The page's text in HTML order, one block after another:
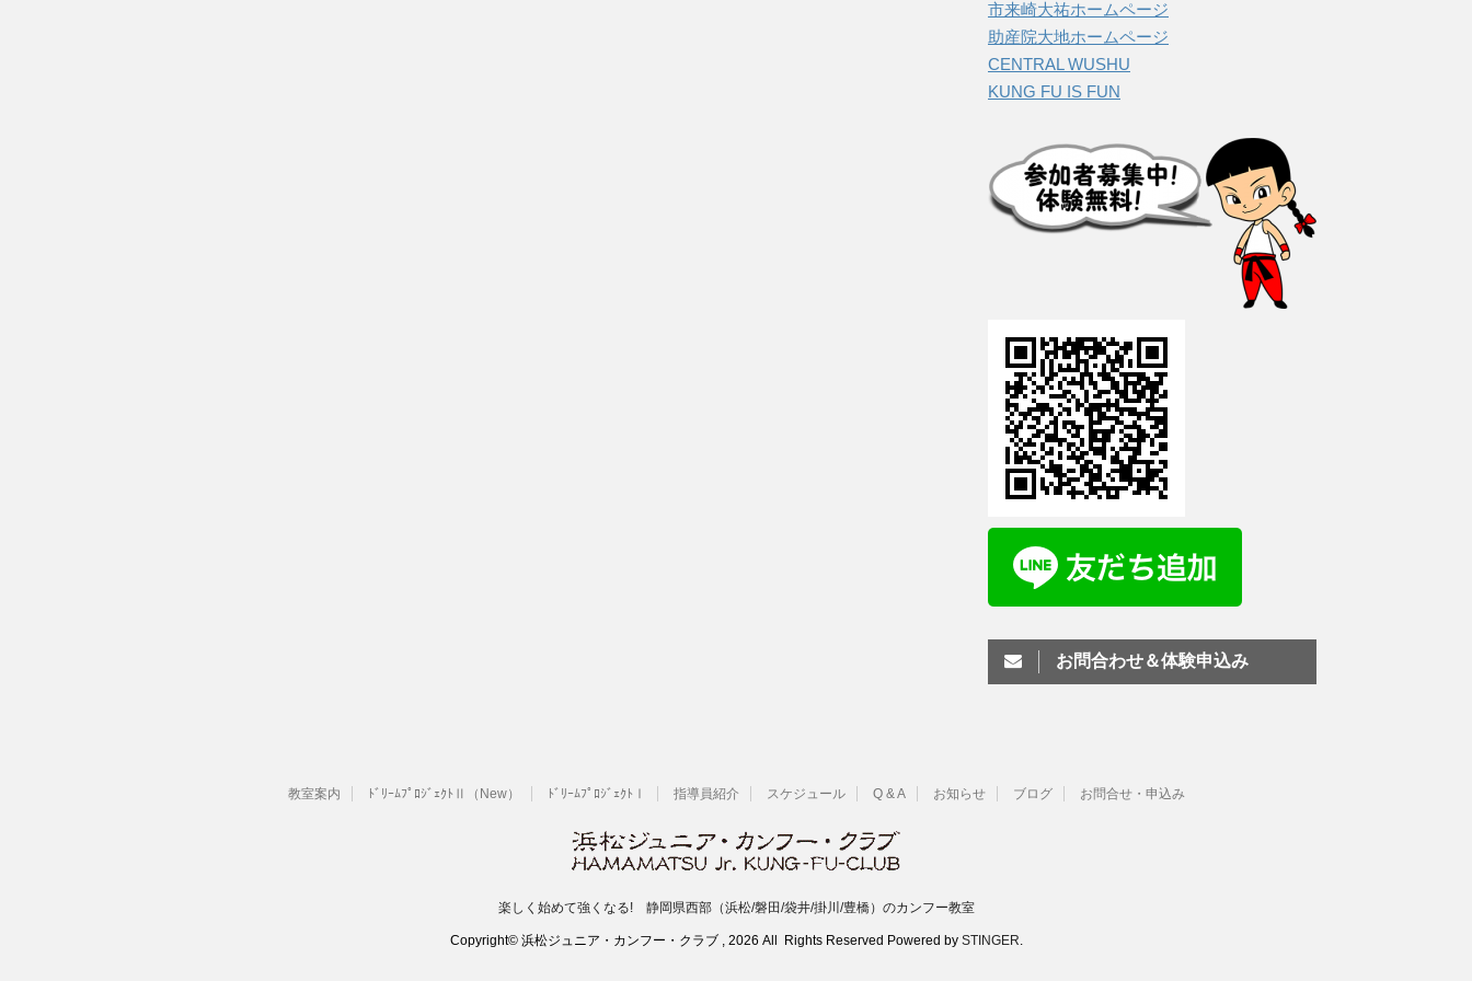
市来崎大祐ホームページ
助産院大地ホームページ
CENTRAL WUSHU
KUNG FU IS FUN
お問合わせ＆体験申込み
教室案内 ﾄﾞﾘｰﾑﾌﾟﾛｼﾞｪｸﾄⅡ（New） ﾄﾞﾘｰﾑﾌﾟﾛｼﾞｪｸﾄⅠ 指導員紹介 スケジュール Q & A お知らせ ブログ お問合せ・申込み
楽しく始めて強くなる! 静岡県西部（浜松/磐田/袋井/掛川/豊橋）のカンフー教室
Copyright© 浜松ジュニア・カンフー・クラブ , 2026 All Rights Reserved Powered by STINGER